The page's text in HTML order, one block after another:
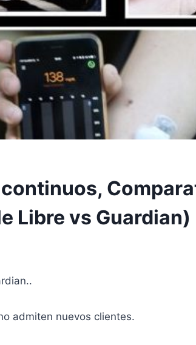
Libre vs Guardian)
admiten nuevos clientes.